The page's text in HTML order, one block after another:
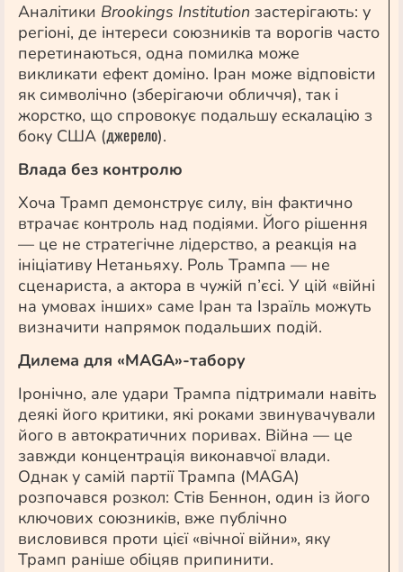
Аналітики Brookings Institution застерігають: у
регіоні, де інтереси союзників та ворогів часто
перетинаються, одна помилка може
викликати ефект доміно. Іран може відповісти
як символічно (зберігаючи обличчя), так і
жорстко, що спровокує подальшу ескалацію з
боку США (джерело).
Влада без контролю
Хоча Трамп демонструє силу, він фактично
втрачає контроль над подіями. Його рішення
— це не стратегічне лідерство, а реакція на
ініціативу Нетаньяху. Роль Трампа — не
сценариста, а актора в чужій п’єсі. У цій «війні
на умовах інших» саме Іран та Ізраїль можуть
визначити напрямок подальших подій.
Дилема для «MAGА»-табору
Іронічно, але удари Трампа підтримали навіть
деякі його критики, які роками звинувачували
його в автократичних поривах. Війна — це
завжди концентрація виконавчої влади.
Однак у самій партії Трампа (MAGА)
розпочався розкол: Стів Беннон, один із його
ключових союзників, вже публічно
висловився проти цієї «вічної війни», яку
Трамп раніше обіцяв припинити.